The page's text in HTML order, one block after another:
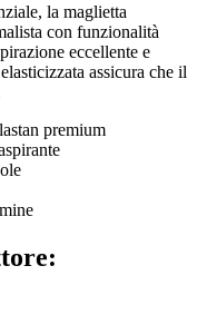
la maglietta
con funzionalità
eccellente e
assicura che il
premium